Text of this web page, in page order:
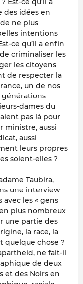
Est-ce qu’il a
des idées en
ne plus
intentions
ce qu’il a enfin
criminaliser les
les citoyens
de respecter la
un de nos
générations
dames du
pas là pour
ministre, aussi
aussi
leurs propres
soient-elles ?
Taubira,
une interview
avec les « gens
plus nombreux
une partie des
la race, la
quelque chose ?
ne fait-il
de deux
et des Noirs en